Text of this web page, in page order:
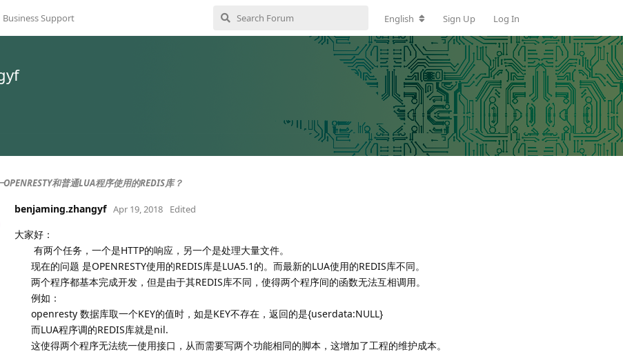
Business Support English Sign Up Log In
OPENRESTY和普通LUA程序使用的REDIS库？
benjaming.zhangyf Apr 19, 2018 Edited
大家好：
有两个任务，一个是HTTP的响应，另一个是处理大量文件。
现在的问题 是OPENRESTY使用的REDIS库是LUA5.1的。而最新的LUA使用的REDIS库不同。
两个程序都基本完成开发，但是由于其REDIS库不同，使得两个程序间的函数无法互相调用。
例如：
openresty 数据库取一个KEY的值时，如是KEY不存在，返回的是{userdata:NULL}
而LUA程序调的REDIS库就是nil.
这使得两个程序无法统一使用接口，从而需要写两个功能相同的脚本，这增加了工程的维护成本。